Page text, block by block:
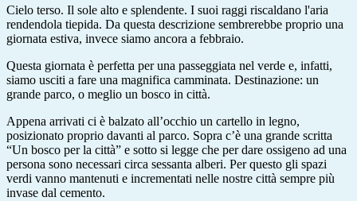
Cielo terso. Il sole alto e splendente. I suoi raggi riscaldano l'aria
rendendola tiepida. Da questa descrizione sembrerebbe proprio una
giornata estiva, invece siamo ancora a febbraio.
Questa giornata è perfetta per una passeggiata nel verde e, infatti,
siamo usciti a fare una magnifica camminata. Destinazione: un
grande parco, o meglio un bosco in città.
Appena arrivati ci è balzato all’occhio un cartello in legno,
posizionato proprio davanti al parco. Sopra c’è una grande scritta
“Un bosco per la città” e sotto si legge che per dare ossigeno ad una
persona sono necessari circa sessanta alberi. Per questo gli spazi
verdi vanno mantenuti e incrementati nelle nostre città sempre più
invase dal cemento.